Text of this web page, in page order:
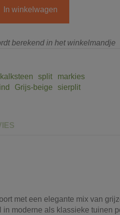
In winkelwagen
berekend in het winkelmandje
kalksteen split
markies
Grijs-beige sierplit
met een elegante mix van
moderne als klassieke tuinen